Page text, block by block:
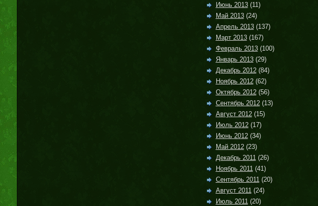
Июнь 2013(11)
Май 2013(24)
Апрель 2013(137)
Март 2013(167)
Февраль 2013(100)
Январь 2013(29)
Декабрь 2012(84)
Ноябрь 2012(62)
Октябрь 2012(56)
Сентябрь 2012(13)
Август 2012(15)
Июль 2012(17)
Июнь 2012(34)
Май 2012(23)
Декабрь 2011(26)
Ноябрь 2011(41)
Сентябрь 2011(20)
Август 2011(24)
Июль 2011(20)